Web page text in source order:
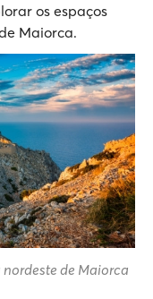
os espaços
Maiorca.
de Maiorca